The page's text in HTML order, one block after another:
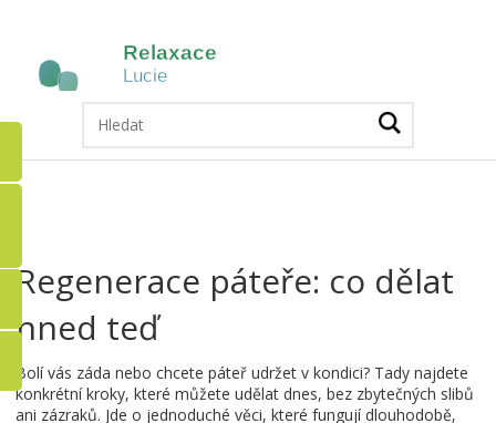
Regenerace páteře: co dělat
hned teď
Bolí vás záda nebo chcete páteř udržet v kondici? Tady najdete
konkrétní kroky, které můžete udělat dnes, bez zbytečných slibů
ani zázraků. Jde o jednoduché věci, které fungují dlouhodobě,